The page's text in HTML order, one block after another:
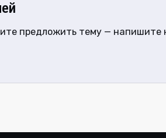
предложить тему — напишите